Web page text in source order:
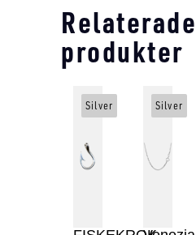
Relaterade
produkter
Silver Silver